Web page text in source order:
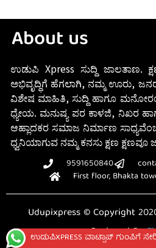
ಉಡುಪಿXPRESS ವಾಟ್ಸಾಪ್ ಗುಂಪಿಗೆ
About us
ಉಡುಪಿ Xpress ಸುದ್ದಿ ಜಾಲತಾಣ.
ಅಭಿವೃದ್ಧಿಗೆ ಹೆಗಲಾಗಿ, ನಮ್ಮ ಊರು,
ವಿಶೇಷ ಮಾಹಿತಿ, ಸುದ್ದಿ ಹಾಗೂ
ಧ್ಯೇಯ. ಮನುಷ್ಯ ಪರ ಕಾಳಜಿ, ನಿಖರ
ಆಹ್ಲಾದಕರ ಸಮಾಜ ನಿರ್ಮಾಣ
ಧ್ವನಿಯಾಗುವ ನಮ್ಮ ಕನಸು ಕ್ಷಣ ಕ್ಷಣವೂ
9591650840
First floor, Bhakta
Udupixpress © Copyright
Designed By
Privacy